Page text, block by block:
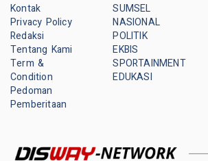
Kontak
Privacy Policy
Redaksi
Tentang Kami
Term &
Condition
Pedoman
Pemberitaan
SUMSEL
NASIONAL
POLITIK
EKBIS
SPORTAINMENT
EDUKASI